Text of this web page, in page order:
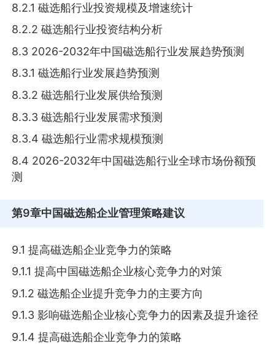
8.2.1 磁选船行业投资规模及增速统计
8.2.2 磁选船行业投资结构分析
8.3 2026-2032年中国磁选船行业发展趋势预测
8.3.1 磁选船行业发展趋势预测
8.3.2 磁选船行业发展供给预测
8.3.3 磁选船行业发展需求预测
8.3.4 磁选船行业需求规模预测
8.4 2026-2032年中国磁选船行业全球市场份额预
测
第9章中国磁选船企业管理策略建议
9.1 提高磁选船企业竞争力的策略
9.1.1 提高中国磁选船企业核心竞争力的对策
9.1.2 磁选船企业提升竞争力的主要方向
9.1.3 影响磁选船企业核心竞争力的因素及提升途径
9.1.4 提高磁选船企业竞争力的策略